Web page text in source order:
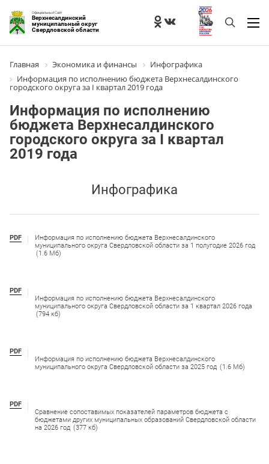
Официальный Сайт
Верхнесалдинский
муниципальный округ
Свердловской области
Главная Экономика и финансы
Инфографика
Информация по исполнению бюджета Верхнесалдинского
городского округа за I квартал 2019 года
Информация по исполнению
бюджета Верхнесалдинского
городского округа за I квартал
2019 года
Инфографика
PDF
Информация по исполнению бюджета Верхнесалдинского
муниципального округа Свердловской области за 1 полугодие 2026 год
(1.6 Мб)
PDF
Информация по исполнению бюджета Верхнесалдинского
муниципального округа Свердловской области за 1 квартал 2026 года
(794 кб)
PDF
Информация по исполнению бюджета Верхнесалдинского
муниципального округа Свердловской области за 2025 год (1.6 Мб)
PDF
Сравнение сопоставимых показателей параметров бюджета с
бюджетами других муниципальных образований Свердловской области
на 2026 год (377 кб)